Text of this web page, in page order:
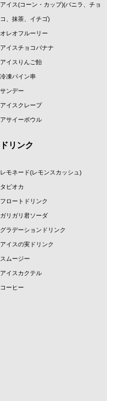
アイス(コーン・カップ)(バニラ、チョ
コ、抹茶、イチゴ)
オレオフルーリー
アイスチョコバナナ
アイスりんご飴
冷凍パイン串
サンデー
アイスクレープ
アサイーボウル
ドリンク
レモネード(レモンスカッシュ)
タピオカ
フロートドリンク
ガリガリ君ソーダ
グラデーションドリンク
アイスの実ドリンク
スムージー
アイスカクテル
コーヒー